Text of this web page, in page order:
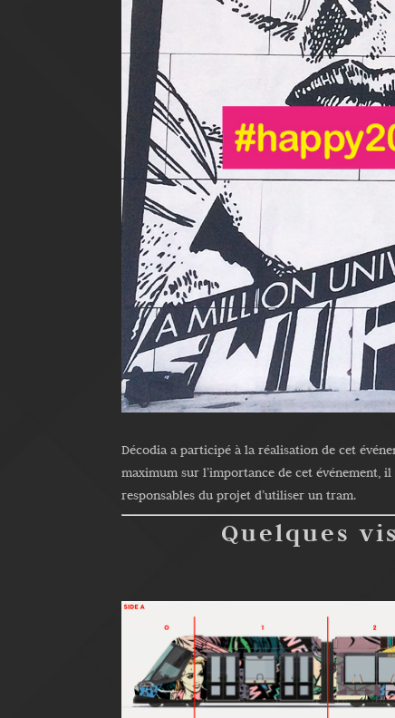
Décodia a participé à la réalisation de cet
maximum sur l’importance de cet événement,
responsables du projet d’utiliser un tram.
Quelques